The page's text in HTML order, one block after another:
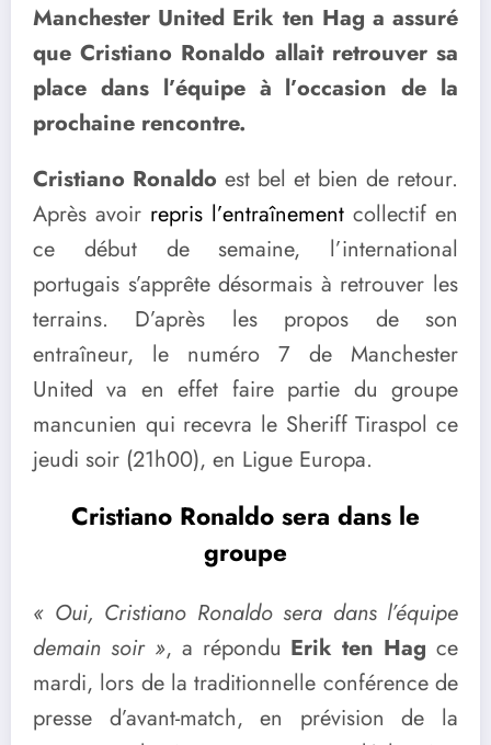
Manchester United Erik ten Hag a assuré
que Cristiano Ronaldo allait retrouver sa
place dans l’équipe à l’occasion de la
prochaine rencontre.
Cristiano Ronaldo est bel et bien de retour.
Après avoir repris l’entraînement collectif en
ce début de semaine, l’international
portugais s’apprête désormais à retrouver les
terrains. D’après les propos de son
entraîneur, le numéro 7 de Manchester
United va en effet faire partie du groupe
mancunien qui recevra le Sheriff Tiraspol ce
jeudi soir (21h00), en Ligue Europa.
Cristiano Ronaldo sera dans le
groupe
« Oui, Cristiano Ronaldo sera dans l’équipe
demain soir », a répondu Erik ten Hag ce
mardi, lors de la traditionnelle conférence de
presse d’avant-match, en prévision de la